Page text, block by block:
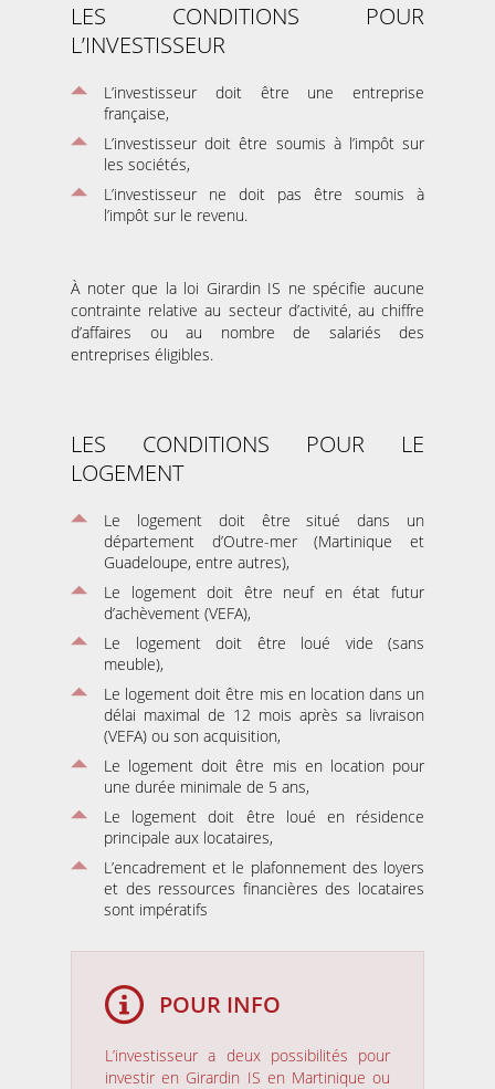
LES CONDITIONS POUR
L’INVESTISSEUR
L’investisseur doit être une entreprise
française,
L’investisseur doit être soumis à l’impôt sur
les sociétés,
L’investisseur ne doit pas être soumis à
l’impôt sur le revenu.
À noter que la loi Girardin IS ne spécifie aucune
contrainte relative au secteur d’activité, au chiffre
d’affaires ou au nombre de salariés des
entreprises éligibles.
LES CONDITIONS POUR LE
LOGEMENT
Le logement doit être situé dans un
département d’Outre-mer (Martinique et
Guadeloupe, entre autres),
Le logement doit être neuf en état futur
d’achèvement (VEFA),
Le logement doit être loué vide (sans
meuble),
Le logement doit être mis en location dans un
délai maximal de 12 mois après sa livraison
(VEFA) ou son acquisition,
Le logement doit être mis en location pour
une durée minimale de 5 ans,
Le logement doit être loué en résidence
principale aux locataires,
L’encadrement et le plafonnement des loyers
et des ressources financières des locataires
sont impératifs
POUR INFO
L’investisseur a deux possibilités pour
investir en Girardin IS en Martinique ou